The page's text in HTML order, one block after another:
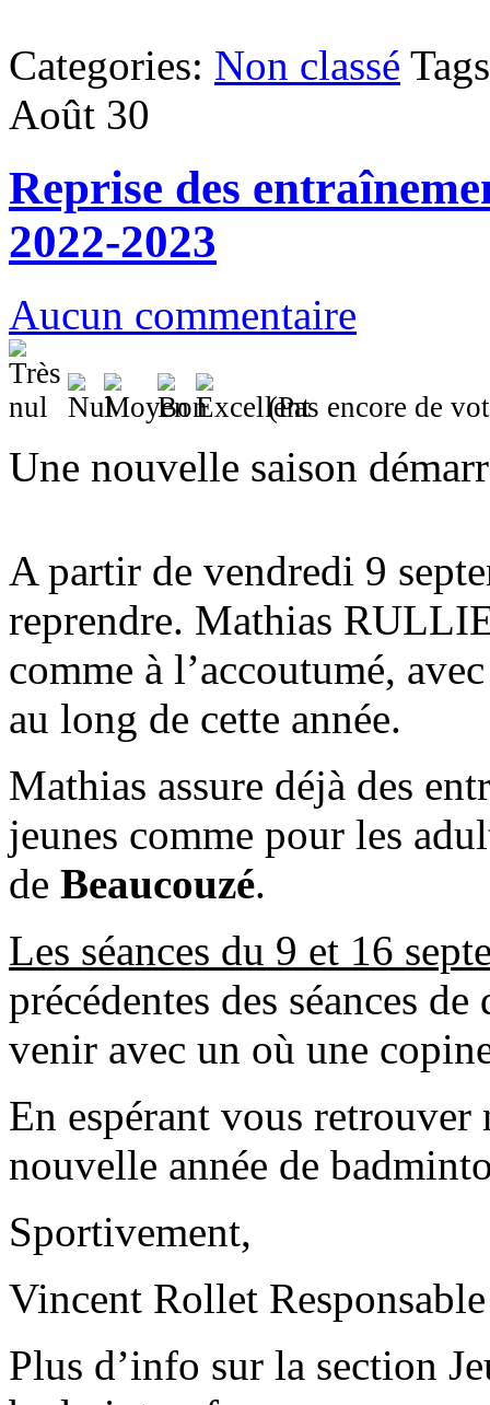
Categories: Non classé
Août 30
Reprise des
2022-2023
Aucun commentaire
(Pas encore de
Une nouvelle saison
A partir de vendredi 9
reprendre. Mathias
comme à l’accoutumé,
au long de cette année.
Mathias assure déjà des
jeunes comme pour les
de Beaucouzé.
Les séances du 9 et 16
précédentes des séances
venir avec un où une
En espérant vous
nouvelle année de
Sportivement,
Vincent Rollet
Plus d’info sur la section